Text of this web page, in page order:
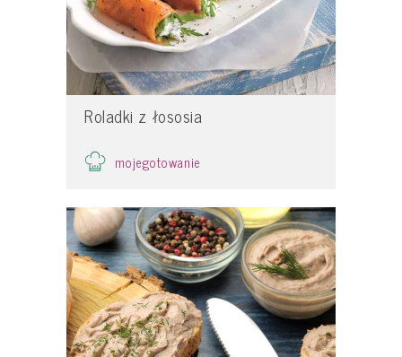
Roladki z łososia
mojegotowanie